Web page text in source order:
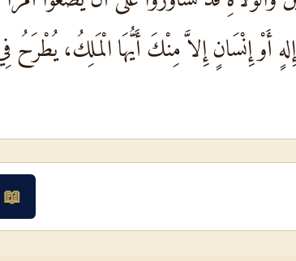
أَوْ إِنْسَانٍ إِلاَّ مِنْكَ أَيُّهَا الْمَلِكُ،
📖